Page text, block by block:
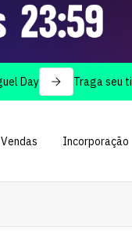
Traga seu time para o
Vendas Incorporação